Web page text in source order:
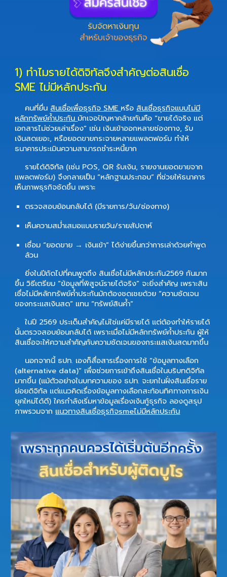
1) ทำไมรายได้ดิจิทัลจึงสำคัญต่อสินเชื่อ
SME ไม่มีหลักประกัน
คนที่ยื่น สินเชื่อเพื่อธุรกิจ SME หรือ สินเชื่อธุรกิจแบบไม่มี
หลักทรัพย์ค้ำประกัน มักเจอปัญหาคล้ายกันคือ “ขายได้จริง แต่
เอกสารไม่ช่วยเล่าเรื่อง” เช่น เงินเข้าออกหลายช่องทาง, รับ
เงินสดเยอะ, หรือยอดขายกระจายหลายแพลตฟอร์ม ทำให้
ธนาคารประเมินความสามารถชำระหนี้ยาก
รายได้ดิจิทัล (เช่น POS, QR รับเงิน, รายงานยอดขายจาก
แพลตฟอร์ม) จึงกลายเป็น “หลักฐานประกอบ” ที่ช่วยให้ธนาคาร
เห็นภาพธุรกิจชัดขึ้น เพราะ
ตรวจสอบย้อนกลับได้ (มีรายการ/วัน/ช่องทาง)
เห็นความสม่ำเสมอแบบรายวัน/รายสัปดาห์
เชื่อม “ยอดขาย → เงินเข้า” ได้ง่ายขึ้นกว่าการเล่าด้วยคำพูด
ล้วน
ยิ่งในปีถัดไปที่คนพูดถึง สินเชื่อไม่มีหลักประกัน2569 กันมาก
ขึ้น วิธีเตรียม “ข้อมูลที่พิสูจน์รายได้จริง” จะยิ่งสำคัญ เพราะสิน
เชื่อไม่มีหลักทรัพย์ค้ำประกันมักต้องชดเชยด้วย “ความชัดเจน
ของกระแสเงินสด” แทน “ทรัพย์สินค้ำ”
ในปี 2569 ประเด็นสำคัญไม่ใช่แค่มีรายได้ แต่ต้องทำให้รายได้
นั้นตรวจสอบย้อนกลับได้ เพราะเมื่อไม่มีหลักทรัพย์ค้ำประกัน ผู้ให้
สินเชื่อจะให้ความสำคัญกับความชัดเจนของกระแสเงินสดมากขึ้น
นอกจากนี้ ธปท. เองก็สื่อสารเรื่องการใช้ “ข้อมูลทางเลือก
(alternative data)” เพื่อช่วยการเข้าถึงสินเชื่อในบริบทดิจิทัล
มากขึ้น (แม้ตัวอย่างในบทความของ ธปท. จะยกในฝั่งสินเชื่อราย
ย่อยดิจิทัล แต่แนวคิดเรื่องข้อมูลทางเลือกสะท้อนทิศทางการเงิน
ยุคใหม่ได้ดี) ใครกำลังเริ่มหาข้อมูลเรื่องเงินกู้ธุรกิจ ลองดูสรุป
ภาพรวมจาก แนวทางสินเชื่อธุรกิจsmeไม่มีหลักประกัน